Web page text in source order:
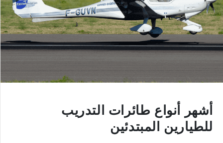
أشهر أنواع طائرات التدريب
للطيارين المبتدئين